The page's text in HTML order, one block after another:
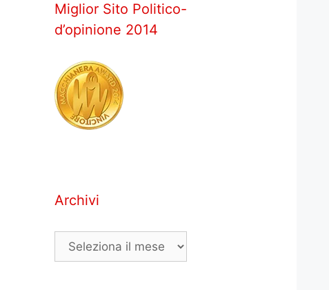
Miglior Sito Politico-
d’opinione 2014
Archivi
Archivi